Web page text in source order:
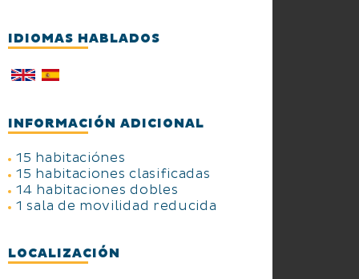
IDIOMAS HABLADOS
INFORMACIÓN ADICIONAL
15 habitaciónes
15 habitaciones clasificadas
14 habitaciones dobles
1 sala de movilidad reducida
LOCALIZACIÓN